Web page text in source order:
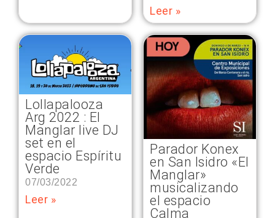
Leer »
Lollapalooza
Arg 2022 : El
Manglar live DJ
set en el
espacio Espíritu
Verde
07/03/2022
Leer »
Parador Konex
en San Isidro «El
Manglar»
musicalizando
el espacio
Calma